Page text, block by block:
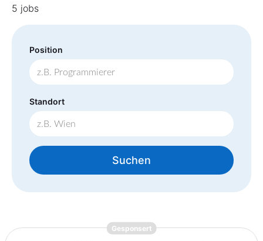
5 jobs
Position
Standort
Suchen
Gesponsert{prompt.job}